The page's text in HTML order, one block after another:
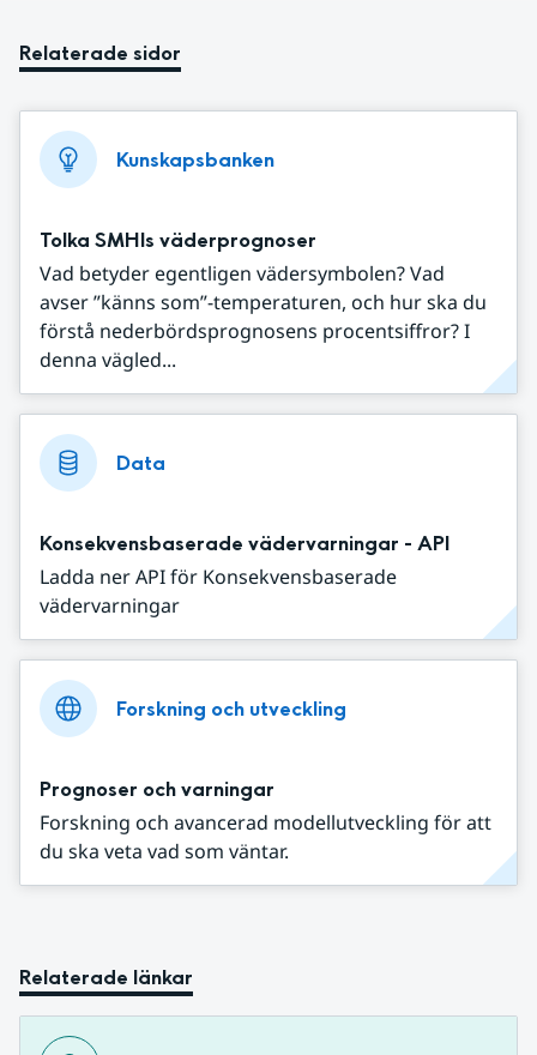
Relaterade sidor
Kunskapsbanken
Tolka SMHIs väderprognoser
Vad betyder egentligen vädersymbolen? Vad
avser ”känns som”-temperaturen, och hur ska du
förstå nederbördsprognosens procentsiffror? I
denna vägled...
Data
Konsekvensbaserade vädervarningar - API
Ladda ner API för Konsekvensbaserade
vädervarningar
Forskning och utveckling
Prognoser och varningar
Forskning och avancerad modellutveckling för att
du ska veta vad som väntar.
Relaterade länkar